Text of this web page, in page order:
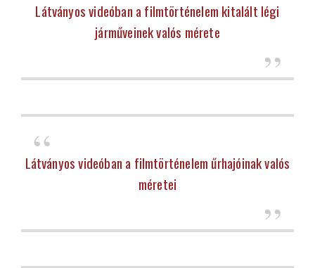
Látványos videóban a filmtörténelem kitalált légi
járműveinek valós mérete
Látványos videóban a filmtörténelem űrhajóinak valós
méretei